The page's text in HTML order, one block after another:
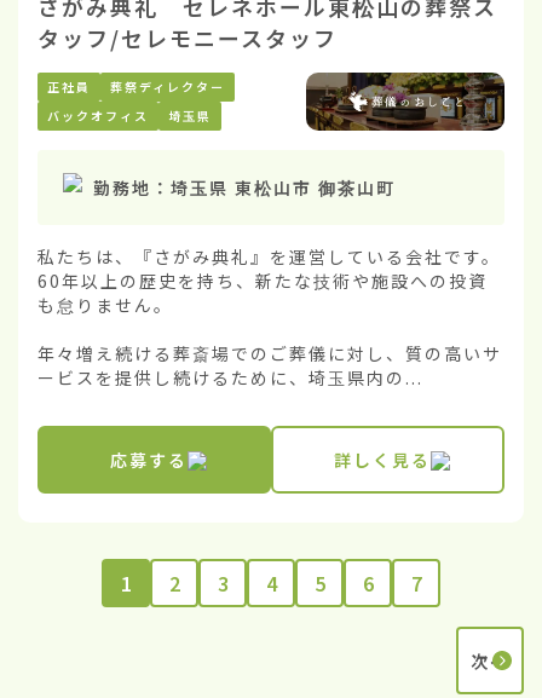
タッフ/セレモニースタッフ
正社員
葬祭ディレクター
バックオフィス
埼玉県
勤務地： 埼玉県 東松山市 御茶山町
私たちは、『さがみ典礼』を運営している会社です。
60年以上の歴史を持ち、新たな技術や施設への投資
も怠りません。
年々増え続ける葬斎場でのご葬儀に対し、質の高いサ
ービスを提供し続けるために、埼玉県内の...
応募する 詳しく見る
1 2 3 4 5 6 7
次へ